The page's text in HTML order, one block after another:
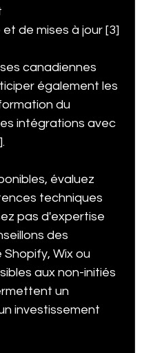
et de mises à jour [3]
canadiennes
également les
du
intégrations avec
évaluez
techniques
pas d'expertise
des
Wix ou
aux non-initiés
un
investissement